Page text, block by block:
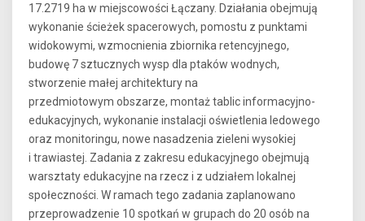
17.2719 ha w miejscowości Łączany. Działania obejmują
wykonanie ścieżek spacerowych, pomostu z punktami
widokowymi, wzmocnienia zbiornika retencyjnego,
budowę 7 sztucznych wysp dla ptaków wodnych,
stworzenie małej architektury na
przedmiotowym obszarze, montaż tablic informacyjno-
edukacyjnych, wykonanie instalacji oświetlenia ledowego
oraz monitoringu, nowe nasadzenia zieleni wysokiej
i trawiastej. Zadania z zakresu edukacyjnego obejmują
warsztaty edukacyjne na rzecz i z udziałem lokalnej
społeczności. W ramach tego zadania zaplanowano
przeprowadzenie 10 spotkań w grupach do 20 osób na